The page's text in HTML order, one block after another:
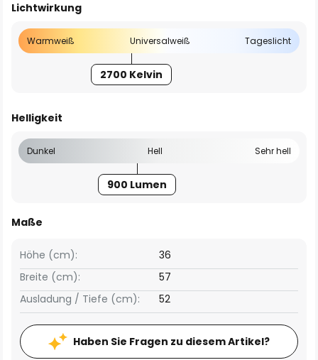
Lichtwirkung
Warmweiß Universalweiß Tageslicht
2700 Kelvin
Helligkeit
Dunkel Hell Sehr hell
900 Lumen
Maße
Breite (cm): 57
Höhe (cm): 36
Ausladung / Tiefe (cm): 52
Haben Sie Fragen zu diesem Artikel?